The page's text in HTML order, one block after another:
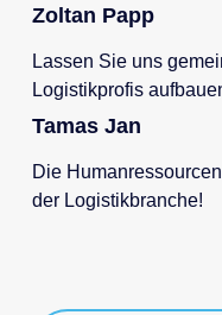
Zoltan Papp
Lassen Sie uns
Logistikprofis
Tamas Jan
Die
der Logistikbranche!